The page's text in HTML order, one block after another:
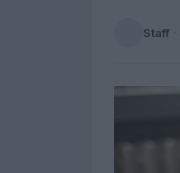
Staff ·